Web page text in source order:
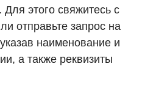
этого свяжитесь с
отправьте запрос на
наименование и
а также реквизиты